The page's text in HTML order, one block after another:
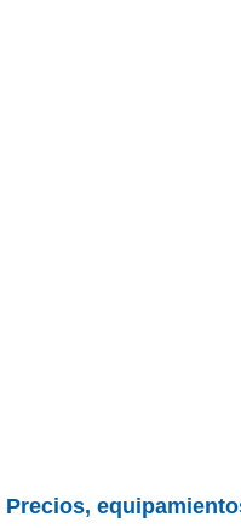
Precios,